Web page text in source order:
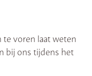
te voren laat weten
bij ons tijdens het